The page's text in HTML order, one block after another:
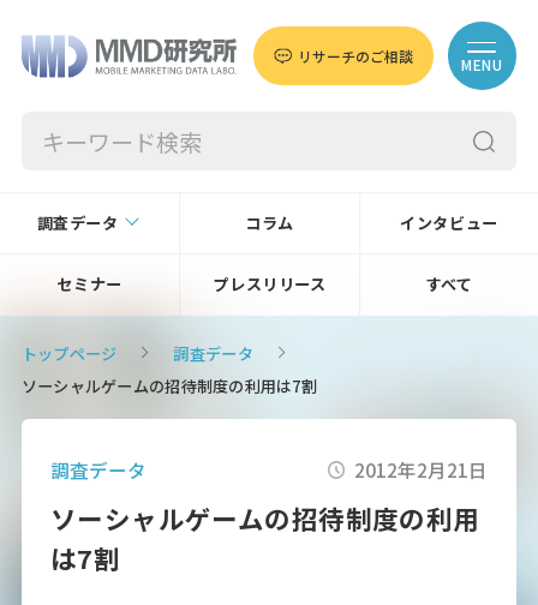
リサーチのご相談 MENU
調査データ コラム インタビュー
セミナー プレスリリース すべて
トップページ
調査データ
ソーシャルゲームの招待制度の利用は7割
調査データ 2012年2月21日
ソーシャルゲームの招待制度の利用
は7割